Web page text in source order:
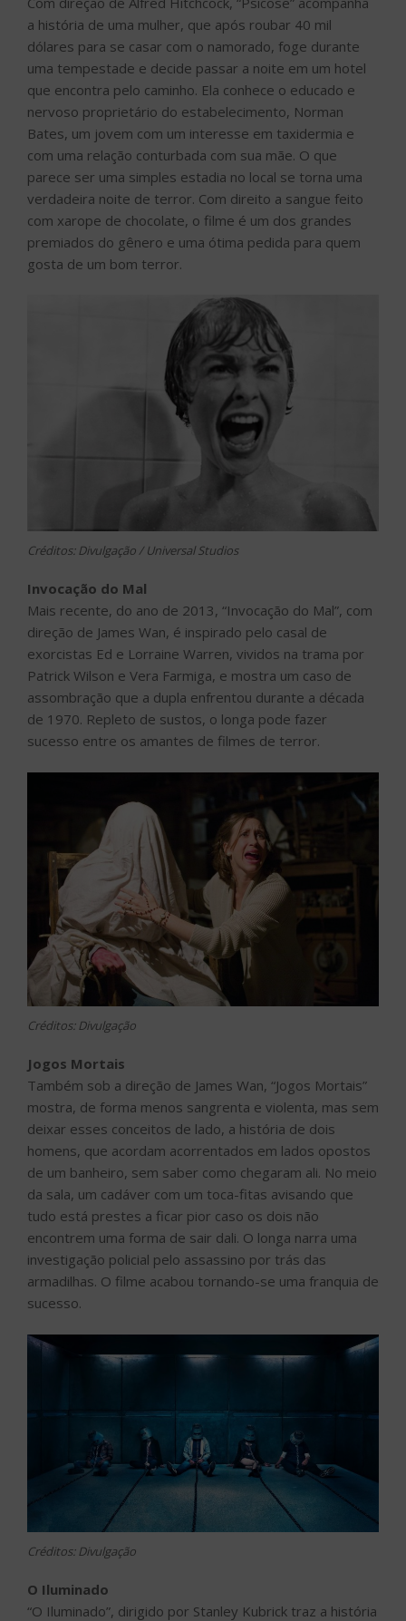
a história de uma mulher, que após roubar 40 mil
dólares para se casar com o namorado, foge durante
uma tempestade e decide passar a noite em um hotel
que encontra pelo caminho. Ela conhece o educado e
nervoso proprietário do estabelecimento, Norman
Bates, um jovem com um interesse em taxidermia e
com uma relação conturbada com sua mãe. O que
parece ser uma simples estadia no local se torna uma
verdadeira noite de terror. Com direito a sangue feito
com xarope de chocolate, o filme é um dos grandes
premiados do gênero e uma ótima pedida para quem
gosta de um bom terror.
Créditos: Divulgação / Universal Studios
Invocação do Mal
Mais recente, do ano de 2013, “Invocação do Mal”, com
direção de James Wan, é inspirado pelo casal de
exorcistas Ed e Lorraine Warren, vividos na trama por
Patrick Wilson e Vera Farmiga, e mostra um caso de
assombração que a dupla enfrentou durante a década
de 1970. Repleto de sustos, o longa pode fazer
sucesso entre os amantes de filmes de terror.
Créditos: Divulgação
Jogos Mortais
Também sob a direção de James Wan, “Jogos Mortais”
mostra, de forma menos sangrenta e violenta, mas sem
deixar esses conceitos de lado, a história de dois
homens, que acordam acorrentados em lados opostos
de um banheiro, sem saber como chegaram ali. No meio
da sala, um cadáver com um toca-fitas avisando que
tudo está prestes a ficar pior caso os dois não
encontrem uma forma de sair dali. O longa narra uma
investigação policial pelo assassino por trás das
armadilhas. O filme acabou tornando-se uma franquia de
sucesso.
Créditos: Divulgação
O Iluminado
“O Iluminado”, dirigido por Stanley Kubrick traz a história